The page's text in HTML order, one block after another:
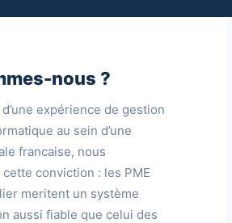
nous ?
expérience de gestion
au sein d’une
francaise, nous
conviction : les PME
meritent un système
aussi fiable que celui des